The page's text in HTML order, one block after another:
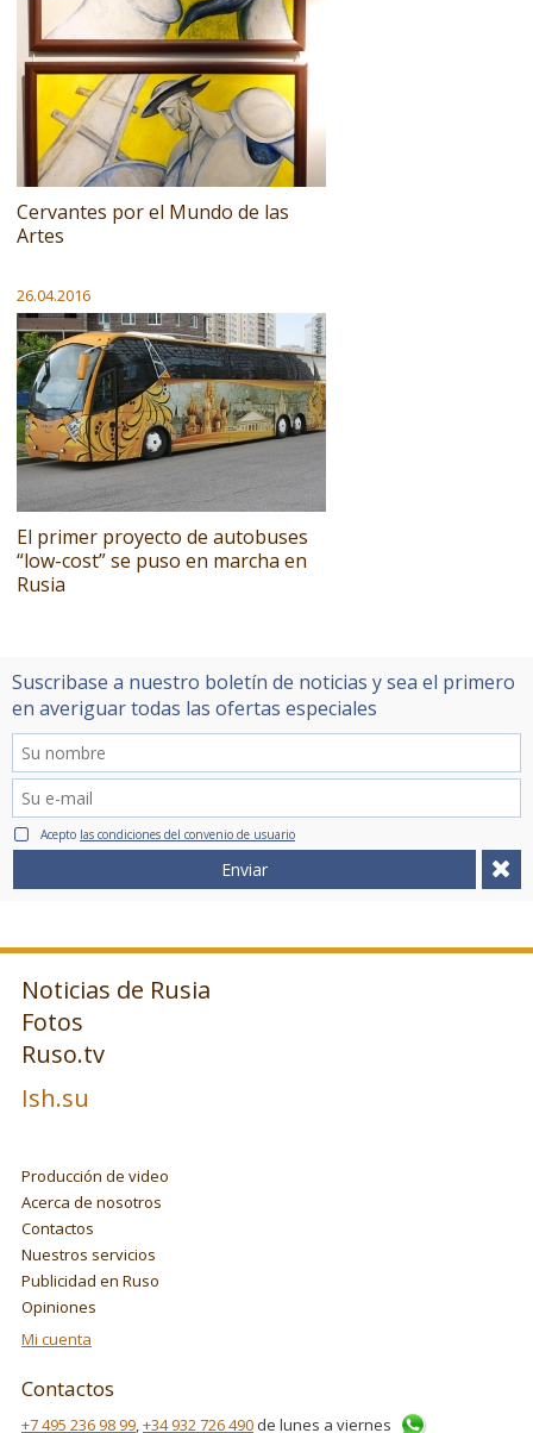
Cervantes por el Mundo de las
Artes
26.04.2016
El primer proyecto de autobuses
“low-cost” se puso en marcha en
Rusia
Suscribase a nuestro boletín de noticias y sea el primero
en averiguar todas las ofertas especiales
Acepto las condiciones del convenio de usuario
Enviar
Noticias de Rusia
Fotos
Ruso.tv
Ish.su
Producción de video
Acerca de nosotros
Contactos
Nuestros servicios
Publicidad en Ruso
Opiniones
Mi cuenta
Contactos
+7 495 236 98 99,+34 932 726 490 de lunes a viernes